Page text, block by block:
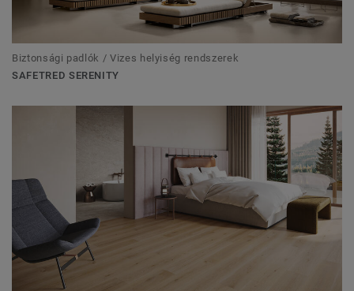
Biztonsági padlók / Vizes helyiség rendszerek
SAFETRED SERENITY